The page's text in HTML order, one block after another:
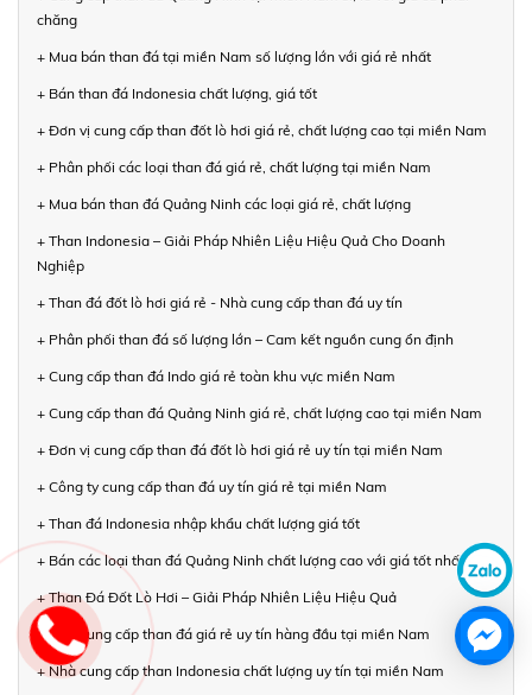
chăng
+ Mua bán than đá tại miền Nam số lượng lớn với giá rẻ nhất
+ Bán than đá Indonesia chất lượng, giá tốt
+ Đơn vị cung cấp than đốt lò hơi giá rẻ, chất lượng cao tại miền Nam
+ Phân phối các loại than đá giá rẻ, chất lượng tại miền Nam
+ Mua bán than đá Quảng Ninh các loại giá rẻ, chất lượng
+ Than Indonesia – Giải Pháp Nhiên Liệu Hiệu Quả Cho Doanh
Nghiệp
+ Than đá đốt lò hơi giá rẻ - Nhà cung cấp than đá uy tín
+ Phân phối than đá số lượng lớn – Cam kết nguồn cung ổn định
+ Cung cấp than đá Indo giá rẻ toàn khu vực miền Nam
+ Cung cấp than đá Quảng Ninh giá rẻ, chất lượng cao tại miền Nam
+ Đơn vị cung cấp than đá đốt lò hơi giá rẻ uy tín tại miền Nam
+ Công ty cung cấp than đá uy tín giá rẻ tại miền Nam
+ Than đá Indonesia nhập khẩu chất lượng giá tốt
+ Bán các loại than đá Quảng Ninh chất lượng cao với giá tốt nhất
+ Than Đá Đốt Lò Hơi – Giải Pháp Nhiên Liệu Hiệu Quả
+ Nhà cung cấp than đá giá rẻ uy tín hàng đầu tại miền Nam
+ Nhà cung cấp than Indonesia chất lượng uy tín tại miền Nam